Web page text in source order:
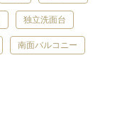
独立洗面台
南面バルコニー